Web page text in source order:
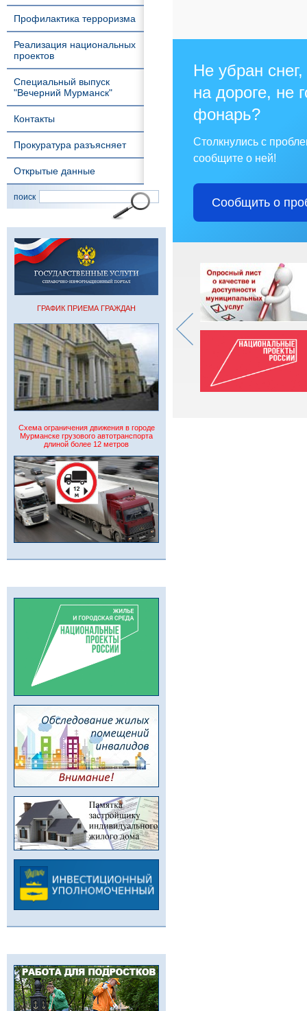
Профилактика терроризма
Реализация национальных
проектов
Специальный выпуск
"Вечерний Мурманск"
Контакты
Прокуратура разъясняет
Открытые данные
поиск
ГРАФИК ПРИЕМА ГРАЖДАН
Схема ограничения движения в городе
Мурманске грузового автотранспорта
длиной более 12 метров
Не убран
на дороге, не
фонарь?
Столкнулись с
сообщите о ней!
Сообщить о